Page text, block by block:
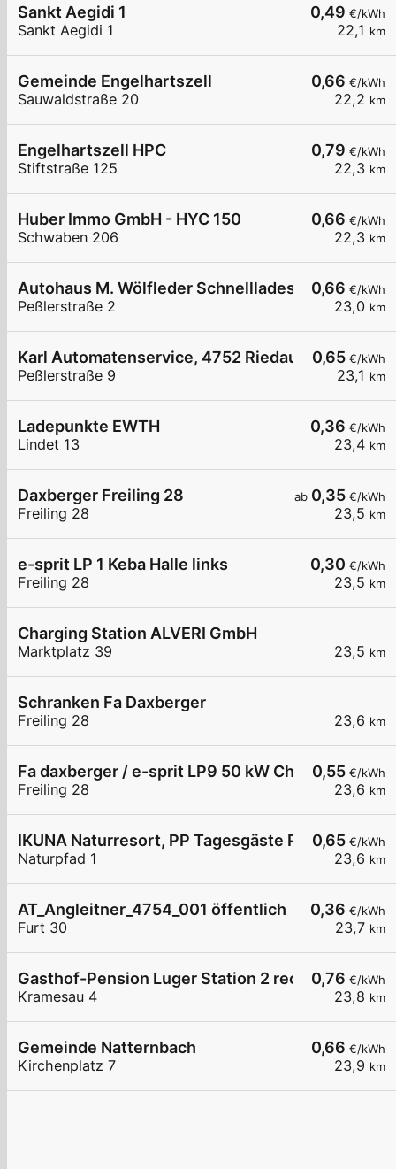
0,49 €/kWh
22,1 km
Sankt Aegidi 1
Sankt Aegidi 1
0,66 €/kWh
22,2 km
Gemeinde Engelhartszell
Sauwaldstraße 20
0,79 €/kWh
22,3 km
Engelhartszell HPC
Stiftstraße 125
0,66 €/kWh
22,3 km
Huber Immo GmbH - HYC 150
Schwaben 206
0,66 €/kWh
23,0 km
Autohaus M. Wölfleder Schnellladestation
Peßlerstraße 2
0,65 €/kWh
23,1 km
Karl Automatenservice, 4752 Riedau
Peßlerstraße 9
0,36 €/kWh
23,4 km
Ladepunkte EWTH
Lindet 13
ab 0,35 €/kWh
23,5 km
Daxberger Freiling 28
Freiling 28
0,30 €/kWh
23,5 km
e-sprit LP 1 Keba Halle links
Freiling 28
23,5 km
Charging Station ALVERI GmbH
Marktplatz 39
23,6 km
Schranken Fa Daxberger
Freiling 28
0,55 €/kWh
23,6 km
Fa daxberger / e-sprit LP9 50 kW Chademo
Freiling 28
0,65 €/kWh
23,6 km
IKUNA Naturresort, PP Tagesgäste P2,
Naturpfad 1
0,36 €/kWh
23,7 km
AT_Angleitner_4754_001 öffentlich
Furt 30
0,76 €/kWh
23,8 km
Gasthof-Pension Luger Station 2 rechts
Kramesau 4
0,66 €/kWh
23,9 km
Gemeinde Natternbach
Kirchenplatz 7